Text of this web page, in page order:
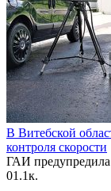
В Витебской
контроля скорости
ГАИ предупредила
01.1к.